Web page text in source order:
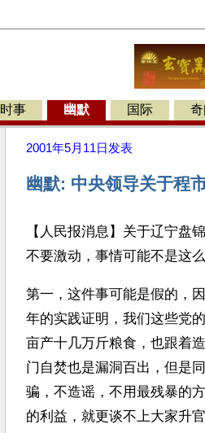
时事 幽默 国际 奇
2001年5月11日 发表
幽默: 中央领导关于程
【人民报消息】关于辽宁盘
不要激动，事情可能不是这
第一，这件事可能是假的，
年的实践证明，我们这些党
亩产十几万斤粮食，也跟着
门自焚也是漏洞百出，但是
骗，不造谣，不用最残暴的
的利益，就更谈不上大家升